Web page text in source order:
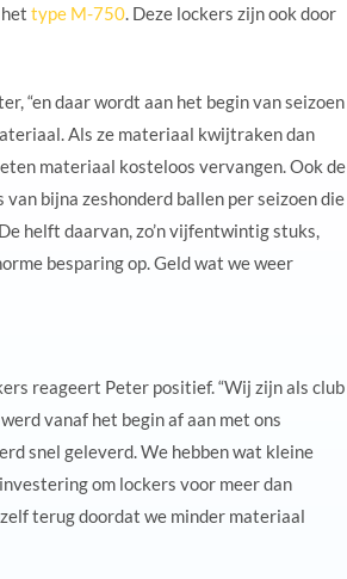
type M-750. Deze lockers zijn ook door
“en daar wordt aan het begin van seizoen
Als ze materiaal kwijtraken dan
materiaal kosteloos vervangen. Ook de
bijna zeshonderd ballen per seizoen die
helft daarvan, zo’n vijfentwintig stuks,
besparing op. Geld wat we weer
reageert Peter positief. “Wij zijn als club
vanaf het begin af aan met ons
snel geleverd. We hebben wat kleine
om lockers voor meer dan
terug doordat we minder materiaal